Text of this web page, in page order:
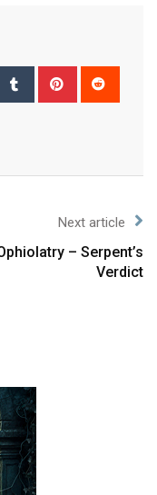
Next article
– Serpent’s
Verdict